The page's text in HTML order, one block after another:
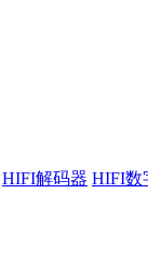
HIFI解码器 HIFI数